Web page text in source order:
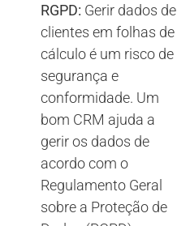
RGPD: Gerir dados de
clientes em folhas de
cálculo é um risco de
segurança e
conformidade. Um
bom CRM ajuda a
gerir os dados de
acordo com o
Regulamento Geral
sobre a Proteção de